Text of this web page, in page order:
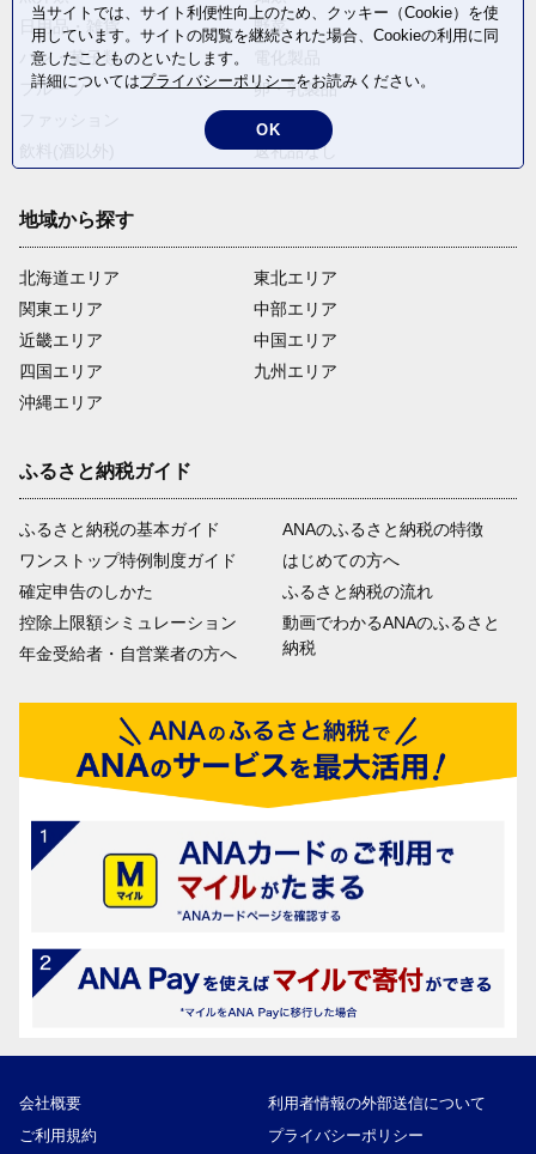
日用品・雑貨
野菜
パン・菓子類
フルーツ
卵・乳製品
米・穀物
返礼品なし
地域から探す
北海道エリア
関東エリア
近畿エリア
四国エリア
沖縄エリア
東北エリア
中部エリア
中国エリア
九州エリア
ふるさと納税ガイド
ふるさと納税の基本ガイド
ワンストップ特例制度ガイド
確定申告のしかた
控除上限額シミュレーション
年金受給者・自営業者の方へ
ANAのふるさと納税の特徴
はじめての方へ
ふるさと納税の流れ
動画でわかるANAのふるさと
納税
会社概要
利用者情報の外部送信について
ご利用規約
プライバシーポリシー
当サイトでは、サイト利便性向上のため、クッキー（Cookie）を使
用しています。サイトの閲覧を継続された場合、Cookieの利用に同
意したことものといたします。
詳細についてはプライバシーポリシーをお読みください。
OK